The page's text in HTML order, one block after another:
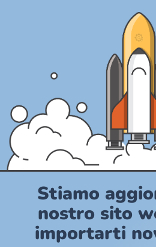
Stiamo
nostro sito
importarti